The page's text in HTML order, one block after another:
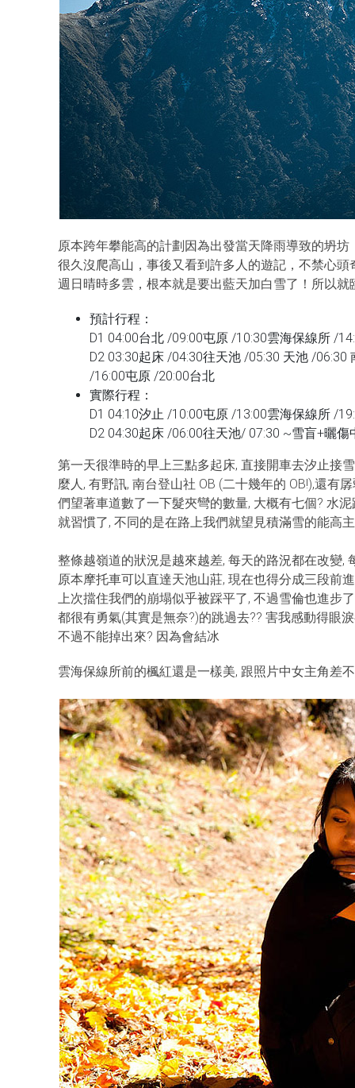
原本跨年攀能高的計劃因為出發當天降雨導致的坍
很久沒爬高山，事後又看到許多人的遊記，不禁心
週日晴時多雲，根本就是要出藍天加白雪了！所以
預計行程：
D1 04:00台北 /09:00屯原 /10:30雲海保線所 /
D2 03:30起床 /04:30往天池 /05:30 天池 /
/16:00屯原 /20:00台北
實際行程：
D1 04:10汐止 /10:00屯原 /13:00雲海保線所 /
D2 04:30起床 /06:00往天池/ 07:30 ~雪盲+曬
第一天很準時的早上三點多起床, 直接開車去汐止接
麼人, 有野訊, 南台登山社 OB (二十幾年的 OB!),還有
們望著車道數了一下髮夾彎的數量, 大概有七個? 水
就習慣了, 不同的是在路上我們就望見積滿雪的能高
整條越嶺道的狀況是越來越差, 每天的路況都在改變,
原本摩托車可以直達天池山莊, 現在也得分成三段前
上次擋住我們的崩塌似乎被踩平了, 不過雪倫也進步
都很有勇氣(其實是無奈?)的跳過去?? 害我感動得眼
不過不能掉出來? 因為會結冰
雲海保線所前的楓紅還是一樣美, 跟照片中女主角差